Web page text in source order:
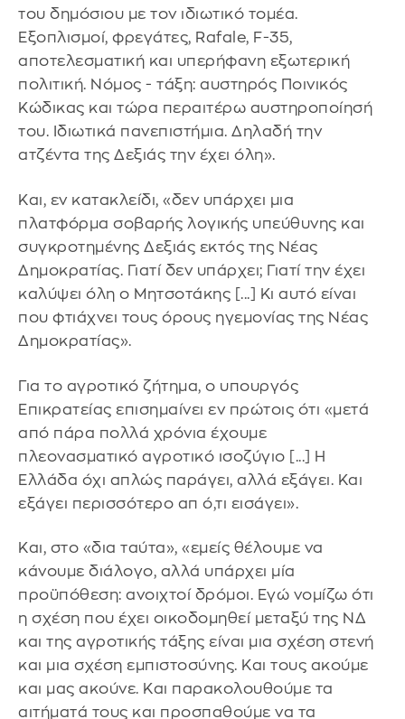
του δημόσιου με τον ιδιωτικό τομέα.
Εξοπλισμοί, φρεγάτες, Rafale, F-35,
αποτελεσματική και υπερήφανη εξωτερική
πολιτική. Νόμος - τάξη: αυστηρός Ποινικός
Κώδικας και τώρα περαιτέρω αυστηροποίησή
του. Ιδιωτικά πανεπιστήμια. Δηλαδή την
ατζέντα της Δεξιάς την έχει όλη».
Και, εν κατακλείδι, «δεν υπάρχει μια
πλατφόρμα σοβαρής λογικής υπεύθυνης και
συγκροτημένης Δεξιάς εκτός της Νέας
Δημοκρατίας. Γιατί δεν υπάρχει; Γιατί την έχει
καλύψει όλη ο Μητσοτάκης [...] Κι αυτό είναι
που φτιάχνει τους όρους ηγεμονίας της Νέας
Δημοκρατίας».
Για το αγροτικό ζήτημα, ο υπουργός
Επικρατείας επισημαίνει εν πρώτοις ότι «μετά
από πάρα πολλά χρόνια έχουμε
πλεονασματικό αγροτικό ισοζύγιο [...] Η
Ελλάδα όχι απλώς παράγει, αλλά εξάγει. Και
εξάγει περισσότερο απ ό,τι εισάγει».
Και, στο «δια ταύτα», «εμείς θέλουμε να
κάνουμε διάλογο, αλλά υπάρχει μία
προϋπόθεση: ανοιχτοί δρόμοι. Εγώ νομίζω ότι
η σχέση που έχει οικοδομηθεί μεταξύ της ΝΔ
και της αγροτικής τάξης είναι μια σχέση στενή
και μια σχέση εμπιστοσύνης. Και τους ακούμε
και μας ακούνε. Και παρακολουθούμε τα
αιτήματά τους και προσπαθούμε να τα